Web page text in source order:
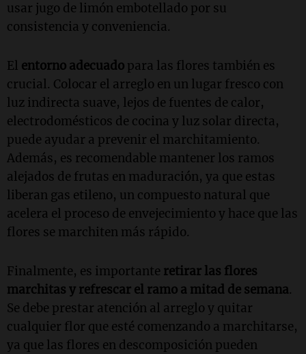
usar jugo de limón embotellado por su
consistencia y conveniencia.
El entorno adecuado para las flores también es
crucial. Colocar el arreglo en un lugar fresco con
luz indirecta suave, lejos de fuentes de calor,
electrodomésticos de cocina y luz solar directa,
puede ayudar a prevenir el marchitamiento.
Además, es recomendable mantener los ramos
alejados de frutas en maduración, ya que estas
liberan gas etileno, un compuesto natural que
acelera el proceso de envejecimiento y hace que las
flores se marchiten más rápido.
Finalmente, es importante retirar las flores
marchitas y refrescar el ramo a mitad de semana.
Se debe prestar atención al arreglo y quitar
cualquier flor que esté comenzando a marchitarse,
ya que las flores en descomposición pueden